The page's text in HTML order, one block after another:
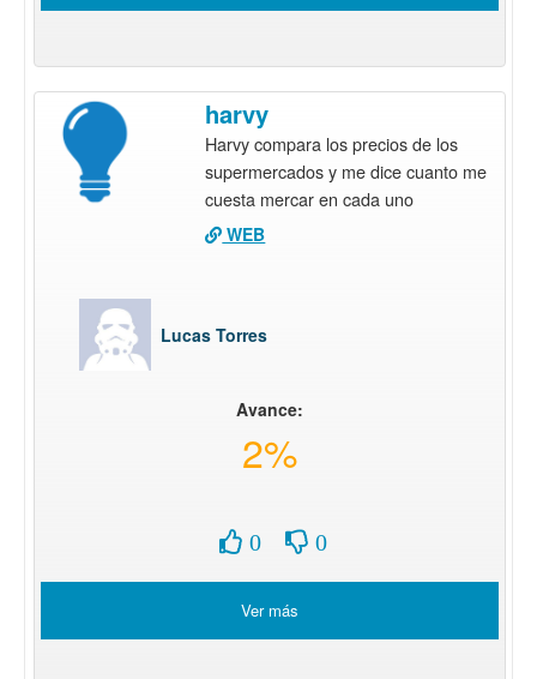
harvy
Harvy compara los precios de los
supermercados y me dice cuanto me
cuesta mercar en cada uno
WEB
Lucas Torres
Avance:
2%
0 0
Ver más